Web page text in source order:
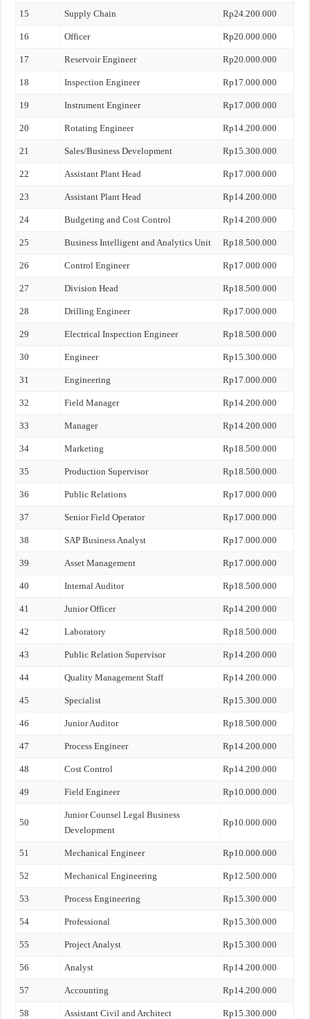
15 Supply Chain Rp24.200.000
16 Officer Rp20.000.000
17 Reservoir Engineer Rp20.000.000
18 Inspection Engineer Rp17.000.000
19 Instrument Engineer Rp17.000.000
20 Rotating Engineer Rp14.200.000
21 Sales/Business Development Rp15.300.000
22 Assistant Plant Head Rp17.000.000
23 Assistant Plant Head Rp14.200.000
24 Budgeting and Cost Control Rp14.200.000
25 Business Intelligent and Analytics Unit Rp18.500.000
26 Control Engineer Rp17.000.000
27 Division Head Rp18.500.000
28 Drilling Engineer Rp17.000.000
29 Electrical Inspection Engineer Rp18.500.000
30 Engineer Rp15.300.000
31 Engineering Rp17.000.000
32 Field Manager Rp14.200.000
33 Manager Rp14.200.000
34 Marketing Rp18.500.000
35 Production Supervisor Rp18.500.000
36 Public Relations Rp17.000.000
37 Senior Field Operator Rp17.000.000
38 SAP Business Analyst Rp17.000.000
39 Asset Management Rp17.000.000
40 Internal Auditor Rp18.500.000
41 Junior Officer Rp14.200.000
42 Laboratory Rp18.500.000
43 Public Relation Supervisor Rp14.200.000
44 Quality Management Staff Rp14.200.000
45 Specialist Rp15.300.000
46 Junior Auditor Rp18.500.000
47 Process Engineer Rp14.200.000
48 Cost Control Rp14.200.000
49 Field Engineer Rp10.000.000
50
Junior Counsel Legal Business
Development
Rp10.000.000
51 Mechanical Engineer Rp10.000.000
52 Mechanical Engineering Rp12.500.000
53 Process Engineering Rp15.300.000
54 Professional Rp15.300.000
55 Project Analyst Rp15.300.000
56 Analyst Rp14.200.000
57 Accounting Rp14.200.000
58 Assistant Civil and Architect Rp15.300.000